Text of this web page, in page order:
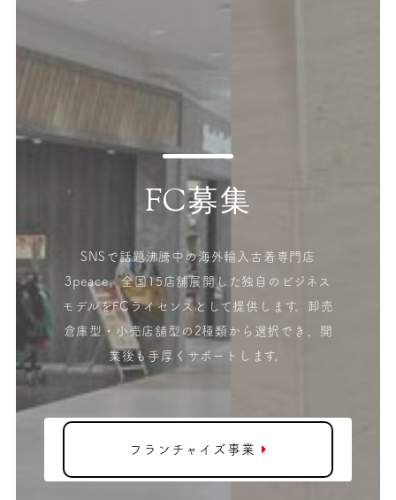
FC募集
SNSで話題沸騰中の海外輸入古着専門店
3peace。全国15店舗展開した独自のビジネス
モデルをFCライセンスとして提供します。卸売
倉庫型・小売店舗型の2種類から選択でき、開
業後も手厚くサポートします。
フランチャイズ事業